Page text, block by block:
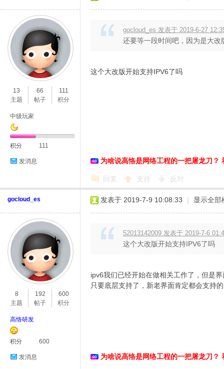
13
主题
66
帖子
111
积分
中级玩家
积分 111
发消息
gocloud_es 发表于 2019-6-27
还要等一段时间吧，因为是大
这个大改版开始支持IPV6了吗
为啥说高恪是网络工程的一把屠龙刀？
回复 支持 反对
gocloud_es
8
主题
192
帖子
600
积分
高恪研发
积分 600
发消息
发表于 2019-7-9 10:08:33 | 显示全部
52013142009 发表于 2019-7-6
这个大改版开始支持IPV6了吗
ipv6我们已经开始在做相关工作了，但是
只要底层支持了，新老界面肯定都会支持的
为啥说高恪是网络工程的一把屠龙刀？